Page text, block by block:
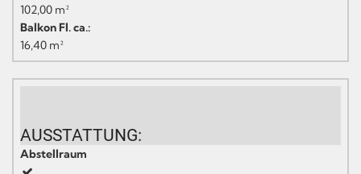
102,00 m²
Balkon Fl. ca.:
16,40 m²
AUSSTATTUNG:
Abstellraum